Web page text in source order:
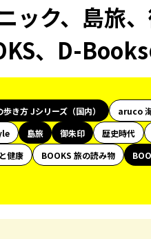
ック、島旅
、D-
歩き方 Jシリーズ（国内） aruco
島旅 御朱印 歴史時代
健康 BOOKS 旅の読み物